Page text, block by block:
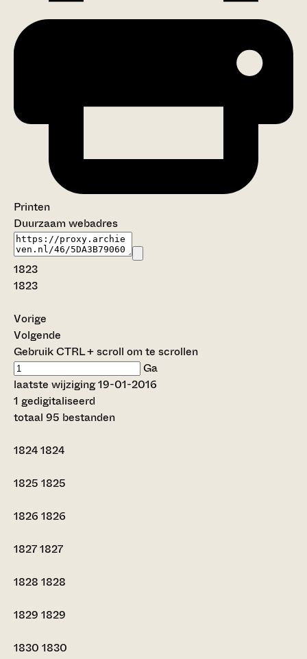
Printen
Duurzaam webadres
1823
1823
Vorige
Volgende
Gebruik CTRL + scroll om te scrollen
Ga
laatste wijziging 19-01-2016
1 gedigitaliseerd
totaal 95 bestanden
18241824
1825 1825
1826 1826
18271827
1828 1828
1829 1829
1830 1830